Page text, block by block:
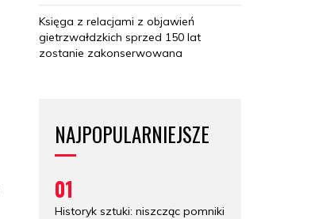
Księga z relacjami z objawień
gietrzwałdzkich sprzed 150 lat
zostanie zakonserwowana
NAJPOPULARNIEJSZE
01
Historyk sztuki: niszcząc pomniki